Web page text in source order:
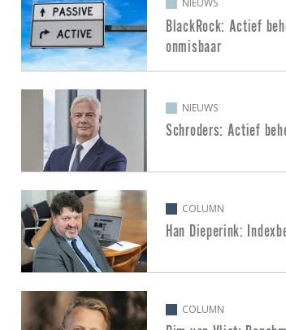
NIEUWS
BlackRock: Actief
onmisbaar
NIEUWS
Schroders: Actief
COLUMN
Han Dieperink:
COLUMN